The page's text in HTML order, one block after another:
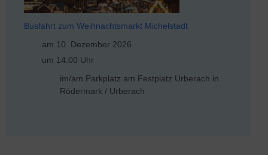
Busfahrt zum Weihnachtsmarkt Michelstadt
am 10. Dezember 2026
um 14:00 Uhr
im/am Parkplatz am Festplatz Urberach in
Rödermark / Urberach